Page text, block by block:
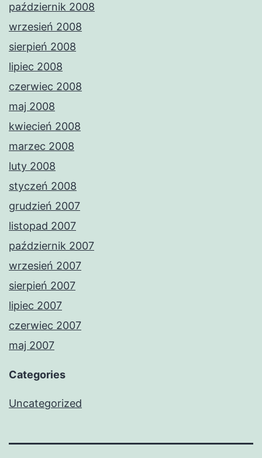
październik 2008
wrzesień 2008
sierpień 2008
lipiec 2008
czerwiec 2008
maj 2008
kwiecień 2008
marzec 2008
luty 2008
styczeń 2008
grudzień 2007
listopad 2007
październik 2007
wrzesień 2007
sierpień 2007
lipiec 2007
czerwiec 2007
maj 2007
Categories
Uncategorized